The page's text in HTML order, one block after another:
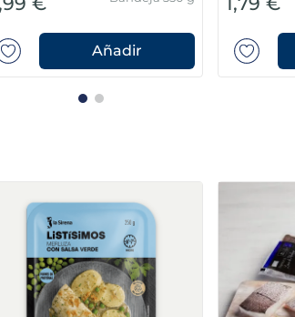
Añadir
Premium Brócoli